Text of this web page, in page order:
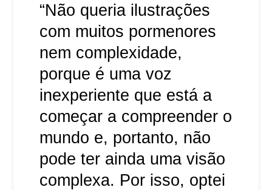
“Não queria ilustrações
com muitos pormenores
nem complexidade,
porque é uma voz
inexperiente que está a
começar a compreender o
mundo e, portanto, não
pode ter ainda uma visão
complexa. Por isso, optei